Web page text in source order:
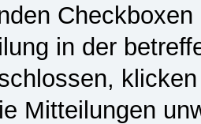
in der
Mitteilungen